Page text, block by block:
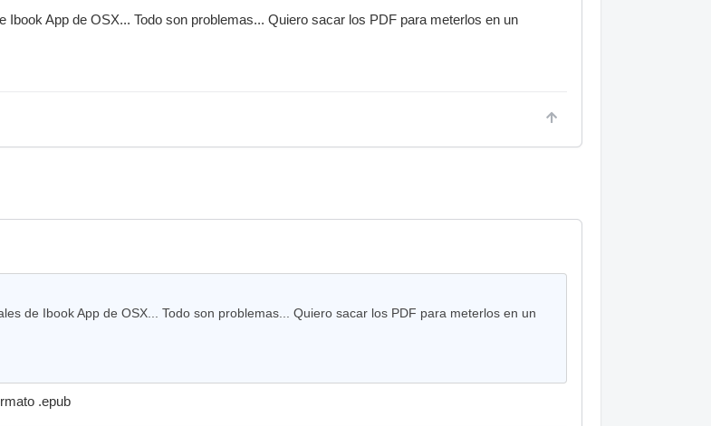
Ibook App de OSX... Todo son problemas... Quiero sacar los PDF para meterlos en un
de Ibook App de OSX... Todo son problemas... Quiero sacar los PDF para meterlos en un
.epub